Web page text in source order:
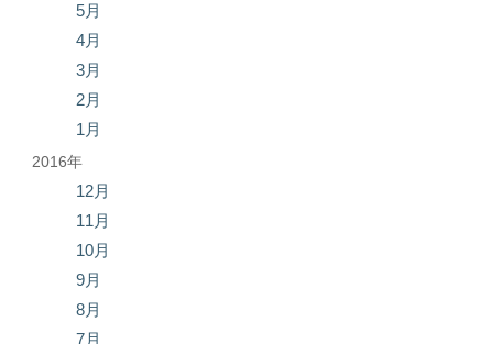
5月
4月
3月
2月
1月
2016年
12月
11月
10月
9月
8月
7月